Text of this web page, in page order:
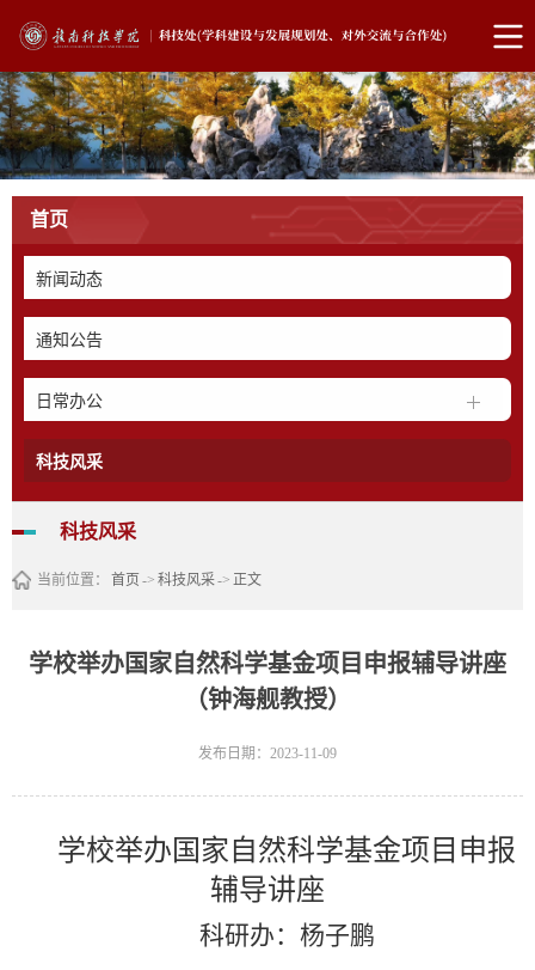
首页
新闻动态
通知公告
日常办公
科技风采
科技风采
当前位置： 首页-> 科技风采-> 正文
学校举办国家自然科学基金项目申报辅导讲座
（钟海舰教授）
发布日期：2023-11-09
学校举办国家自然科学基金项目申报
辅导讲座
科研办：杨子鹏